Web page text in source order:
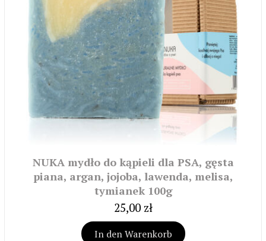
NUKA mydło do kąpieli dla PSA, gęsta
piana, argan, jojoba, lawenda, melisa,
tymianek 100g
25,00 zł
In den Warenkorb